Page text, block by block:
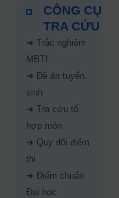
CÔNG CỤ
TRA CỨU
➜ Trắc nghiệm
MBTI
➜ Đề án tuyển
sinh
➜ Tra cứu tổ
hợp môn
➜ Quy đổi điểm
thi
➜ Điểm chuẩn
Đại học